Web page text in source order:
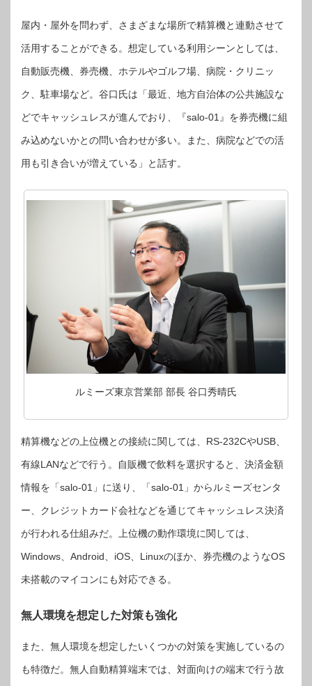
屋内・屋外を問わず、さまざまな場所で精算機と連動させて
活用することができる。想定している利用シーンとしては、
自動販売機、券売機、ホテルやゴルフ場、病院・クリニッ
ク、駐車場など。谷口氏は「最近、地方自治体の公共施設な
どでキャッシュレスが進んでおり、『salo-01』を券売機に組
み込めないかとの問い合わせが多い。また、病院などでの活
用も引き合いが増えている」と話す。
ルミーズ東京営業部 部長 谷口秀晴氏
精算機などの上位機との接続に関しては、RS-232CやUSB、
有線LANなどで行う。自販機で飲料を選択すると、決済金額
情報を「salo-01」に送り、「salo-01」からルミーズセンタ
ー、クレジットカード会社などを通じてキャッシュレス決済
が行われる仕組みだ。上位機の動作環境に関しては、
Windows、Android、iOS、Linuxのほか、券売機のようなOS
未搭載のマイコンにも対応できる。
無人環境を想定した対策も強化
また、無人環境を想定したいくつかの対策を実施しているの
も特徴だ。無人自動精算端末では、対面向けの端末で行う故